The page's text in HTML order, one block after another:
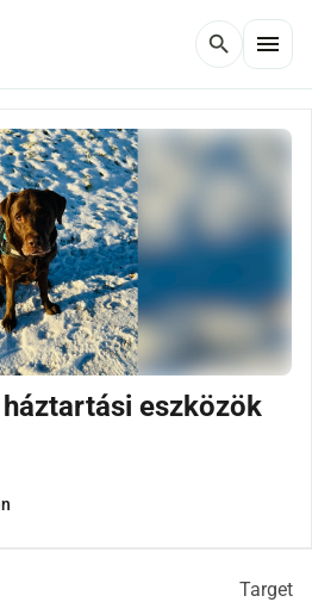
search menu
eszközök
Target